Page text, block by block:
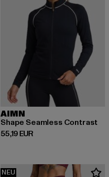
AIMN
Shape Seamless Contrast
55,19 EUR
Derzeitiger Preis: 55,19 EUR
NEU